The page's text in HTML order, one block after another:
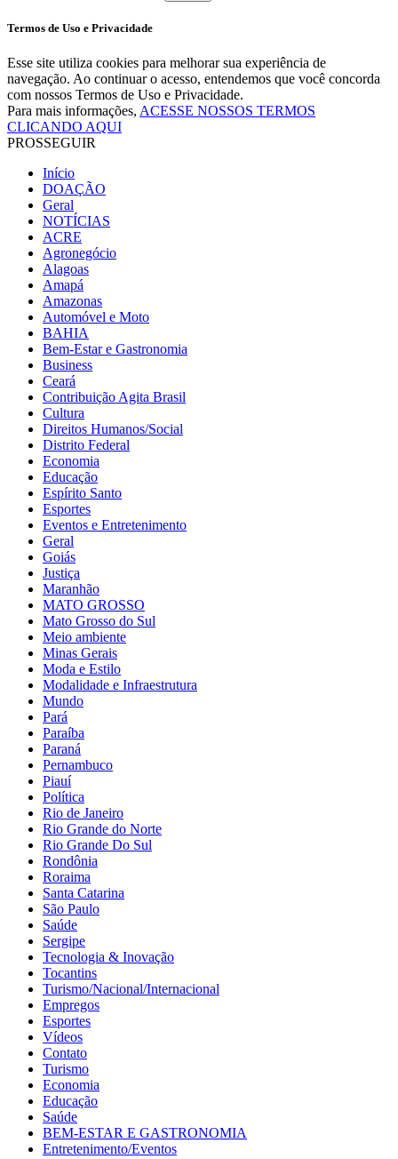
Termos de Uso e Privacidade
Esse site utiliza cookies para melhorar sua experiência de
navegação. Ao continuar o acesso, entendemos que você concorda
com nossos Termos de Uso e Privacidade.
Para mais informações, ACESSE NOSSOS TERMOS
CLICANDO AQUI
PROSSEGUIR
Início
DOAÇÃO
Geral
NOTÍCIAS
ACRE
Agronegócio
Alagoas
Amapá
Amazonas
Automóvel e Moto
BAHIA
Bem-Estar e Gastronomia
Business
Ceará
Contribuição Agita Brasil
Cultura
Direitos Humanos/Social
Distrito Federal
Economia
Educação
Espírito Santo
Esportes
Eventos e Entretenimento
Geral
Goiás
Justiça
Maranhão
MATO GROSSO
Mato Grosso do Sul
Meio ambiente
Minas Gerais
Moda e Estilo
Modalidade e Infraestrutura
Mundo
Pará
Paraíba
Paraná
Pernambuco
Piauí
Política
Rio de Janeiro
Rio Grande do Norte
Rio Grande Do Sul
Rondônia
Roraima
Santa Catarina
São Paulo
Saúde
Sergipe
Tecnologia & Inovação
Tocantins
Turismo/Nacional/Internacional
Empregos
Esportes
Vídeos
Contato
Turismo
Economia
Educação
Saúde
BEM-ESTAR E GASTRONOMIA
Entretenimento/Eventos